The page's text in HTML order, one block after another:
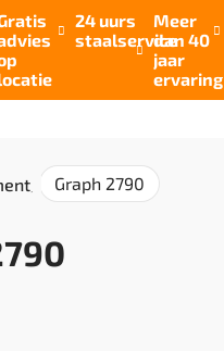

24 uurs
staalservice

Meer
dan 40
jaar
ervaring

Graph 2790